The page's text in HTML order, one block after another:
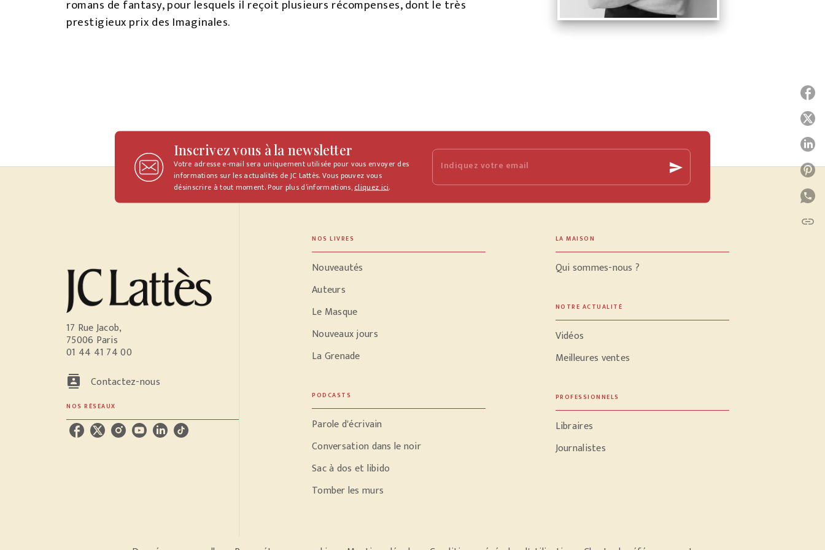
romans de fantasy, pour lesquels il reçoit plusieurs récompenses, dont le très
prestigieux prix des Imaginales.
link
Inscrivez vous à la newsletter
Votre adresse e-mail sera uniquement utilisée pour vous envoyer des
informations sur les actualités de JC Lattès. Vous pouvez vous
désinscrire à tout moment. Pour plus d’informations,cliquez ici.
Indiquez votre email send
17 Rue Jacob,
75006 Paris
01 44 41 74 00
contacts Contactez-nous
NOS RÉSEAUX
NOS LIVRES
Nouveautés
Auteurs
Le Masque
Nouveaux jours
La Grenade
PODCASTS
Parole d'écrivain
Conversation dans le noir
Sac à dos et libido
Tomber les murs
LA MAISON
Qui sommes-nous ?
NOTRE ACTUALITÉ
Vidéos
Meilleures ventes
PROFESSIONNELS
Libraires
Journalistes